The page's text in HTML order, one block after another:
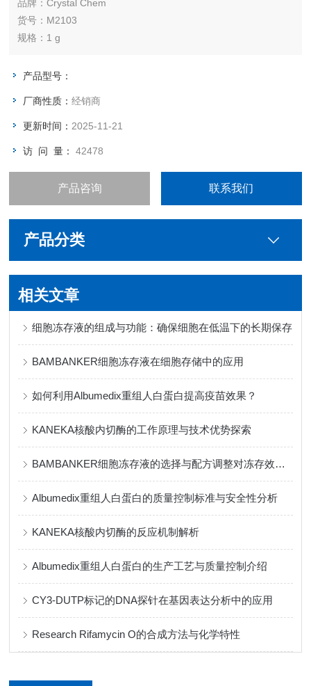
品牌：Crystal Chem
货号：M2103
规格：1 g
产品型号：
厂商性质：经销商
更新时间： 2025-11-21
访 问 量：42478
产品咨询 联系我们
产品分类
相关文章
细胞冻存液的组成与功能：确保细胞在低温下的长期保存
BAMBANKER细胞冻存液在细胞存储中的应用
如何利用Albumedix重组人白蛋白提高疫苗效果？
KANEKA核酸内切酶的工作原理与技术优势探索
BAMBANKER细胞冻存液的选择与配方调整对冻存效果的影响
Albumedix重组人白蛋白的质量控制标准与安全性分析
KANEKA核酸内切酶的反应机制解析
Albumedix重组人白蛋白的生产工艺与质量控制介绍
CY3-DUTP标记的DNA探针在基因表达分析中的应用
Research Rifamycin O的合成方法与化学特性